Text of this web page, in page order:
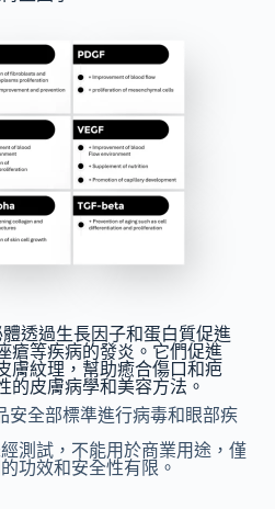
透過生長因子和蛋白質促進
瘡等疾病的發炎。它們促進
膚紋理，幫助癒合傷口和疤
的皮膚病學和美容方法。
安全部標準進行病毒和眼部疾
測試，不能用於商業用途，僅
功效和安全性有限。